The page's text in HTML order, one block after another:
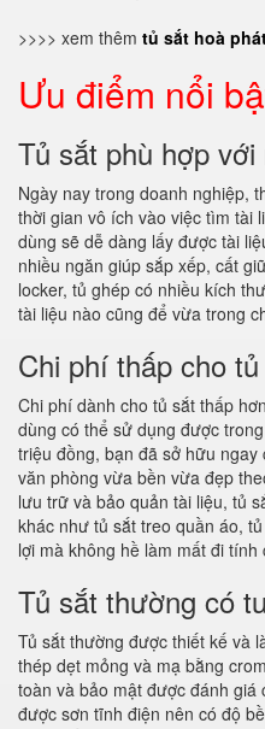
>>>> xem thêm tủ sắt hoà
Ưu điểm nổi
Tủ sắt phù hợp
Ngày nay trong doanh nghiệp,
thời gian vô ích vào việc tìm tài
dùng sẽ dễ dàng lấy được tài
nhiều ngăn giúp sắp xếp, cất
locker, tủ ghép có nhiều kích
tài liệu nào cũng để vừa trong
Chi phí thấp cho
Chi phí dành cho tủ sắt thấp
dùng có thể sử dụng được
triệu đồng, bạn đã sở hữu ngay
văn phòng vừa bền vừa đẹp
lưu trữ và bảo quản tài liệu, tủ
khác như tủ sắt treo quần áo,
lợi mà không hề làm mất đi
Tủ sắt thường có
Tủ sắt thường được thiết kế và
thép dẹt mỏng và mạ bằng
toàn và bảo mật được đánh giá
được sơn tĩnh điện nên có độ